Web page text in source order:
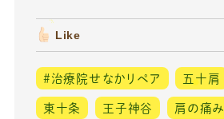
Like
#治療院せなかリペア 五十肩
東十条 王子神谷 肩の痛み